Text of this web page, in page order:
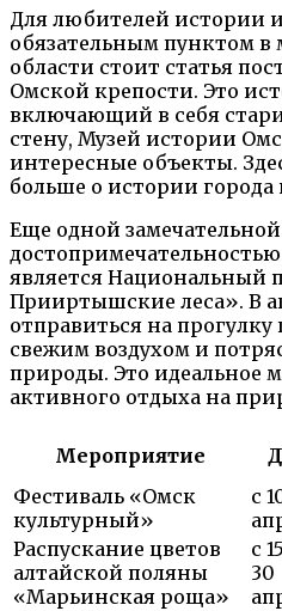
Для любителей истории
обязательным пунктом
области стоит статья
Омской крепости. Это
включающий в себя
стену, Музей истории
интересные объекты.
больше о истории города
Еще одной замечательной
является Национальный
Прииртышские леса». В
отправиться на прогулку
свежим воздухом и
природы. Это идеальное
активного отдыха на
Мероприятие
Фестиваль «Омск
культурный»
с
Распускание цветов
алтайской поляны
«Марьинская роща»
с
30